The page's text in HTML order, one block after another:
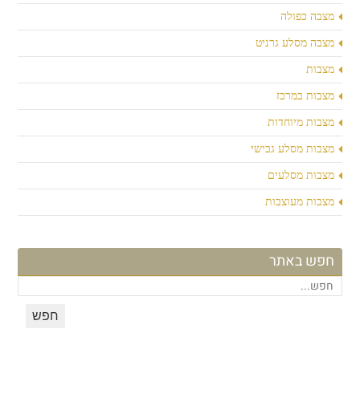
מצבה כפולה
מצבה מסלע גרניט
מצבות
מצבות במרכז
מצבות מיוחדות
מצבות מסלע גבישי
מצבות מסלעים
מצבות מעוצבות
חפש באתר